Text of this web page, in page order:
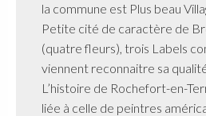
la commune est Plus beau
Petite cité de caractère de
(quatre fleurs), trois Labels
viennent reconnaitre sa
L’histoire de Rochefort-en-
liée à celle de peintres